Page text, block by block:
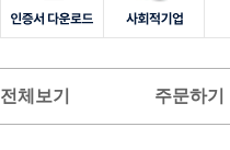
전체보기 주문하기